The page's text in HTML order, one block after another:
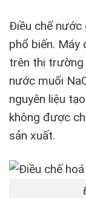
Điều chế nước
phổ biến. Máy
trên thị trường
nước muối
nguyên liệu
không được
sản xuất.